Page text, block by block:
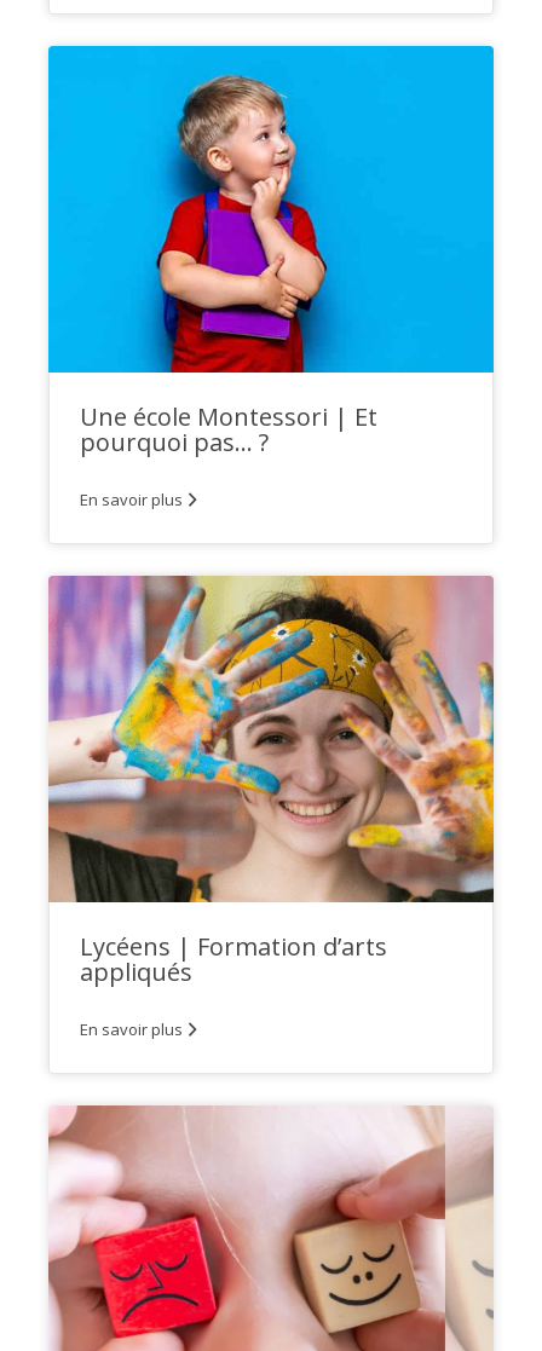
Une école Montessori | Et
pourquoi pas… ?
En savoir plus
Lycéens | Formation d’arts
appliqués
En savoir plus